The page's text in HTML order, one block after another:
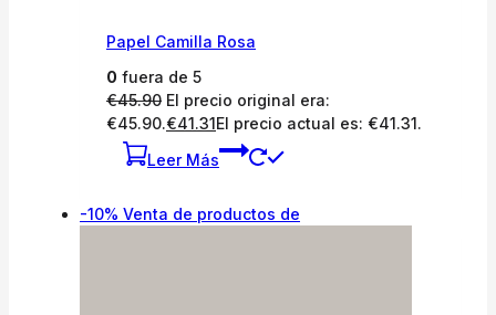
Papel Camilla Rosa
0 fuera de 5
€45.90 El precio original era:
€45.90.€41.31El precio actual es: €41.31.
Leer Más
-10% Venta de productos de